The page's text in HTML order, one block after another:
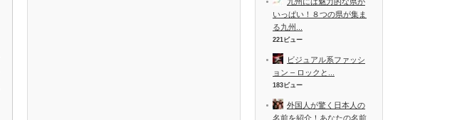
いっぱい！８つの県が集ま
る九州...
221ビュー
ビジュアル系ファッシ
ョン – ロックと...
183ビュー
外国人が驚く日本人の
名前を紹介！あなたの名前